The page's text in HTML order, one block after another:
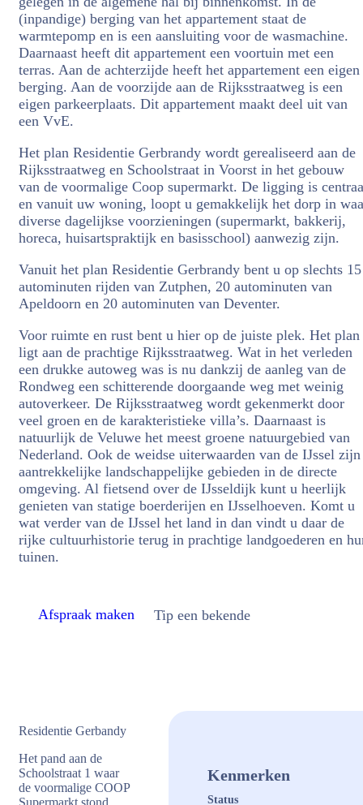
(inpandige) berging van het appartement staat de
warmtepomp en is een aansluiting voor de wasmachine.
Daarnaast heeft dit appartement een voortuin met een
terras. Aan de achterzijde heeft het appartement een eigen
berging. Aan de voorzijde aan de Rijksstraatweg is een
eigen parkeerplaats. Dit appartement maakt deel uit van
een VvE.
Het plan Residentie Gerbrandy wordt gerealiseerd aan de
Rijksstraatweg en Schoolstraat in Voorst in het gebouw
van de voormalige Coop supermarkt. De ligging is
en vanuit uw woning, loopt u gemakkelijk het dorp in
diverse dagelijkse voorzieningen (supermarkt, bakkerij,
horeca, huisartspraktijk en basisschool) aanwezig zijn.
Vanuit het plan Residentie Gerbrandy bent u op slechts 15
autominuten rijden van Zutphen, 20 autominuten van
Apeldoorn en 20 autominuten van Deventer.
Voor ruimte en rust bent u hier op de juiste plek. Het plan
ligt aan de prachtige Rijksstraatweg. Wat in het verleden
een drukke autoweg was is nu dankzij de aanleg van de
Rondweg een schitterende doorgaande weg met weinig
autoverkeer. De Rijksstraatweg wordt gekenmerkt door
veel groen en de karakteristieke villa’s. Daarnaast is
natuurlijk de Veluwe het meest groene natuurgebied van
Nederland. Ook de weidse uiterwaarden van de IJssel zijn
aantrekkelijke landschappelijke gebieden in de directe
omgeving. Al fietsend over de IJsseldijk kunt u heerlijk
genieten van statige boerderijen en IJsselhoeven. Komt u
wat verder van de IJssel het land in dan vindt u daar de
rijke cultuurhistorie terug in prachtige landgoederen en
tuinen.
Afspraak maken Tip een bekende
Residentie Gerbandy
Het pand aan de
Schoolstraat 1 waar
de voormalige COOP
Supermarkt stond
Kenmerken
Status